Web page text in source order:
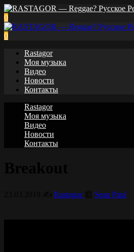
0
0
Rastagor
Моя музыка
Видео
Новости
Контакты
Rastagor
Моя музыка
Видео
Новости
Контакты
Rastagor Sean Paul